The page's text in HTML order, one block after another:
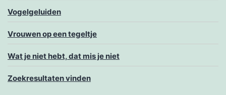
Vogelgeluiden
Vrouwen op een tegeltje
Wat je niet hebt, dat mis je niet
Zoekresultaten vinden